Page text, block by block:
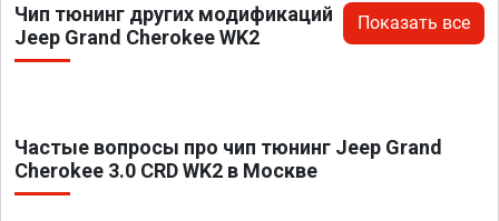
Чип тюнинг других модификаций
Jeep Grand Cherokee WK2
Показать все
Частые вопросы про чип тюнинг Jeep Grand
Cherokee 3.0 CRD WK2 в Москве